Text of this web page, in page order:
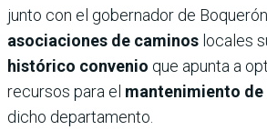
junto con el gobernador de
asociaciones de caminos locales
histórico convenio que apunta a
recursos para el mantenimiento de
dicho departamento.